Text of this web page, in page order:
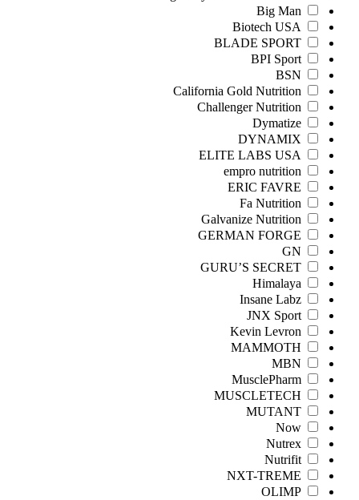
Big Man
Biotech USA
BLADE SPORT
BPI Sport
BSN
California Gold Nutrition
Challenger Nutrition
Dymatize
DYNAMIX
ELITE LABS USA
empro nutrition
ERIC FAVRE
Fa Nutrition
Galvanize Nutrition
GERMAN FORGE
GN
GURU’S SECRET
Himalaya
Insane Labz
JNX Sport
Kevin Levron
MAMMOTH
MBN
MusclePharm
MUSCLETECH
MUTANT
Now
Nutrex
Nutrifit
NXT-TREME
OLIMP